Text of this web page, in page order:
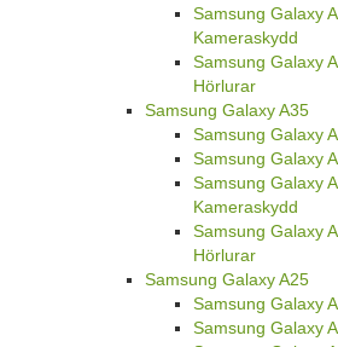
Samsung Galaxy
Kameraskydd
Samsung Galaxy
Hörlurar
Samsung Galaxy A35
Samsung Galaxy
Samsung Galaxy
Samsung Galaxy
Kameraskydd
Samsung Galaxy
Hörlurar
Samsung Galaxy A25
Samsung Galaxy
Samsung Galaxy